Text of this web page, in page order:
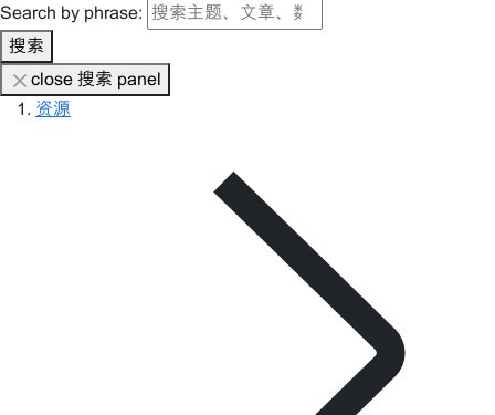
Search by phrase:
搜索
close 搜索 panel
资源